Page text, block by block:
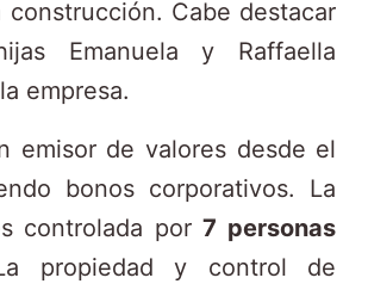
construcción. Cabe destacar
Emanuela y Raffaella
empresa.
emisor de valores desde el
bonos corporativos. La
controlada por7 personas
propiedad y control de